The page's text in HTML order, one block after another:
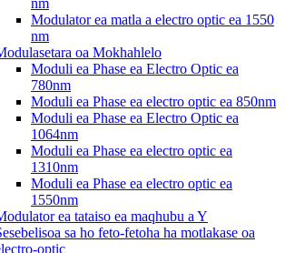
nm
Modulator ea matla a electro optic ea 1550
nm
oa Mokhahlelo
Moduli ea Phase ea Electro Optic ea
780nm
Moduli ea Phase ea electro optic ea 850nm
Moduli ea Phase ea Electro Optic ea
1064nm
Moduli ea Phase ea electro optic ea
1310nm
Moduli ea Phase ea electro optic ea
1550nm
ea tataiso ea maqhubu a Y
sa ho feto-fetoha ha motlakase oa
optic